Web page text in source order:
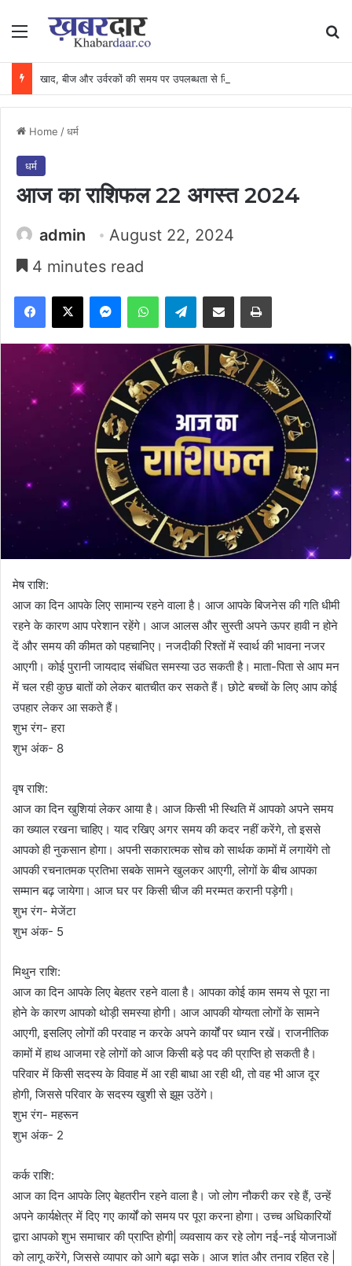
Menu
Home /धर्म
धर्म
आज का राशिफल 22 अगस्त 2024
admin
August 22, 2024
4 minutes read
Facebook
X MessengerWhatsAppTelegramShare via Email Print
मेष राशि:
आज का दिन आपके लिए सामान्य रहने वाला है। आज आपके बिजनेस की गति धीमी
रहने के कारण आप परेशान रहेंगे। आज आलस और सुस्ती अपने ऊपर हावी न होने
दें और समय की कीमत को पहचानिए। नजदीकी रिश्तों में स्वार्थ की भावना नजर
आएगी। कोई पुरानी जायदाद संबंधित समस्या उठ सकती है। माता-पिता से आप मन
में चल रही कुछ बातों को लेकर बातचीत कर सकते हैं। छोटे बच्चों के लिए आप कोई
उपहार लेकर आ सकते हैं।
शुभ रंग- हरा
शुभ अंक- 8
वृष राशि:
आज का दिन खुशियां लेकर आया है। आज किसी भी स्थिति में आपको अपने समय
का ख्याल रखना चाहिए। याद रखिए अगर समय की कदर नहीं करेंगे, तो इससे
आपको ही नुकसान होगा। अपनी सकारात्मक सोच को सार्थक कामों में लगायेंगे तो
आपकी रचनातमक प्रतिभा सबके सामने खुलकर आएगी, लोगों के बीच आपका
सम्मान बढ़ जायेगा। आज घर पर किसी चीज की मरम्मत करानी पड़ेगी।
शुभ रंग- मेजेंटा
शुभ अंक- 5
मिथुन राशि:
आज का दिन आपके लिए बेहतर रहने वाला है। आपका कोई काम समय से पूरा ना
होने के कारण आपको थोड़ी समस्या होगी। आज आपकी योग्यता लोगों के सामने
आएगी, इसलिए लोगों की परवाह न करके अपने कार्यों पर ध्यान रखें। राजनीतिक
कामों में हाथ आजमा रहे लोगों को आज किसी बड़े पद की प्राप्ति हो सकती है।
परिवार में किसी सदस्य के विवाह में आ रही बाधा आ रही थी, तो वह भी आज दूर
होगी, जिससे परिवार के सदस्य खुशी से झूम उठेंगे।
शुभ रंग- महरून
शुभ अंक- 2
कर्क राशि:
आज का दिन आपके लिए बेहतरीन रहने वाला है। जो लोग नौकरी कर रहे हैं, उन्हें
अपने कार्यक्षेत्र में दिए गए कार्यों को समय पर पूरा करना होगा। उच्च अधिकारियों
द्वारा आपको शुभ समाचार की प्राप्ति होगी| व्यवसाय कर रहे लोग नई-नई योजनाओं
को लागू करेंगे, जिससे व्यापार को आगे बढ़ा सके। आज शांत और तनाव रहित रहे |